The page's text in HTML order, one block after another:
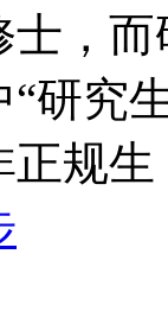
，
研究
规